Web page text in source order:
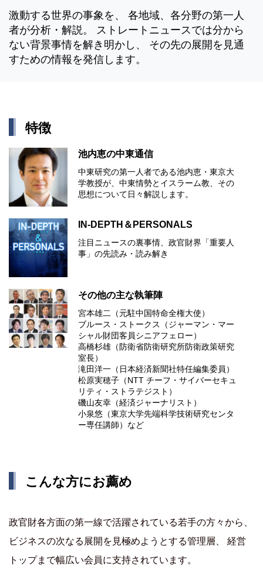
激動する世界の事象を、 各地域、各分野の第一人
者が分析・解説。 ストレートニュースでは分から
ない背景事情を解き明かし、 その先の展開を見通
すための情報を発信します。
特徴
池内恵の中東通信
中東研究の第⼀⼈者である池内恵・東京⼤
学教授が、中東情勢とイスラーム教、その
思想について⽇々解説します。
IN-DEPTH＆PERSONALS
注目ニュースの裏事情、政官財界「重要人
事」の先読み・読み解き
その他の主な執筆陣
宮本雄二（元駐中国特命全権大使）
ブルース・ストークス（ジャーマン・マー
シャル財団客員シニアフェロー）
高橋杉雄（防衛省防衛研究所防衛政策研究
室長）
滝田洋一（日本経済新聞社特任編集委員）
松原実穂子（NTT チーフ・サイバーセキュ
リティ・ストラテジスト）
磯山友幸（経済ジャーナリスト）
小泉悠（東京大学先端科学技術研究センタ
ー専任講師）など
こんな方にお薦め
政官財各方面の第一線で活躍されている若手の方々から、
ビジネスの次なる展開を見極めようとする管理層、 経営
トップまで幅広い会員に支持されています。